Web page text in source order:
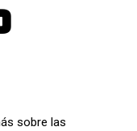
sobre las